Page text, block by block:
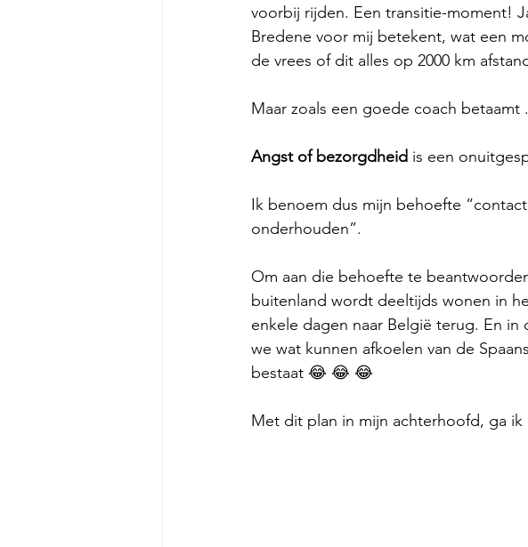
voorbij rijden. Een transitie-moment!
Bredene voor mij betekent, wat een
de vrees of dit alles op 2000 km
Maar zoals een goede coach betaamt
Angst of bezorgdheid is een
Ik benoem dus mijn behoefte
onderhouden”.
Om aan die behoefte te
buitenland wordt deeltijds wonen in
enkele dagen naar België terug. En
we wat kunnen afkoelen van de
bestaat 😂 😂 😂
Met dit plan in mijn achterhoofd, ga